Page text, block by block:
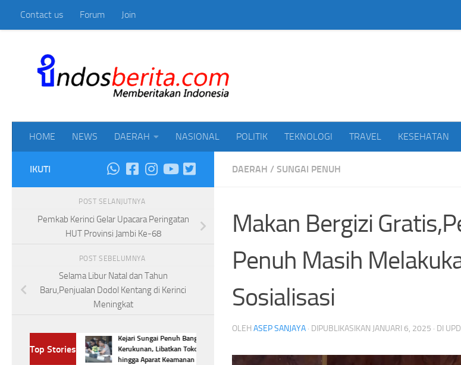
Skip to content
Contact us Forum Join
HOME NEWS DAERAH NASIONAL POLITIK TEKNOLOGI TRAVEL KESEHATAN
DAERAH / SUNGAI PENUH
Makan Bergizi
Penuh Masih
Sosialisasi
OLEH ASEP SANJAYA · DIPUBLIKASIKAN JANUARI 6, 2025 · DI
IKUTI
POST SELANJUTNYA
Pemkab Kerinci Gelar Upacara Peringatan
HUT Provinsi Jambi Ke-68
POST SEBELUMNYA
Selama Libur Natal dan Tahun
Baru,Penjualan Dodol Kentang di Kerinci
Meningkat
Top Stories
HUT RI
Kejari Sungai Penuh Bangun Benteng
Kerukunan, Libatkan Tokoh Agama
hingga Aparat Keamanan
Belum Lengkap